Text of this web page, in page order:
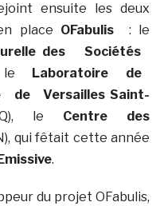
ensuite les deux
place OFabulis: le
des Sociétés
le
Laboratoire de
de Versailles Saint-
le Centre des
qui fêtait cette année
Emissive.
du projet OFabulis,